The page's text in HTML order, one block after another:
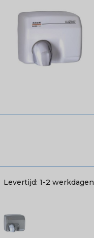
Levertijd: 1-2 werkdagen